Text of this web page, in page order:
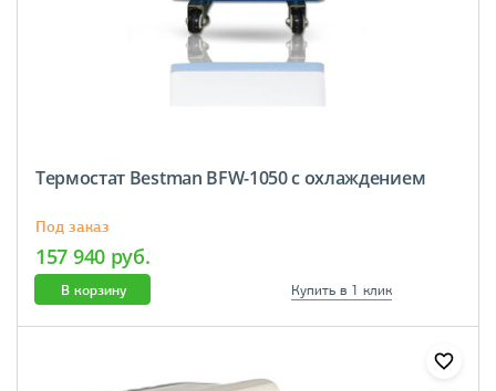
Термостат Bestman BFW-1050 с охлаждением
Под заказ
157 940 руб.
В корзину Купить в 1 клик